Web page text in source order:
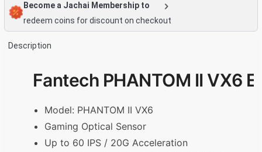
Become a Jachai Membership to
redeem coins for discount on checkout
Description
Fantech PHANTOM II VX6
Model: PHANTOM II VX6
Gaming Optical Sensor
Up to 60 IPS / 20G Acceleration